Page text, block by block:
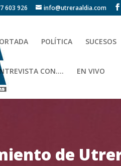
603 926 info@utreraaldia.com
POLÍTICA SUCESOS
CON…. EN VIVO
de